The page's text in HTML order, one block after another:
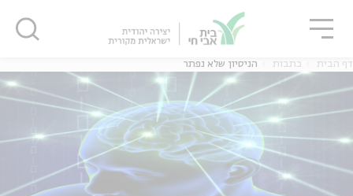
אנגלית נוער
אנגלית
דף הבית כתבות הניסיון שלא נפתר
סגור